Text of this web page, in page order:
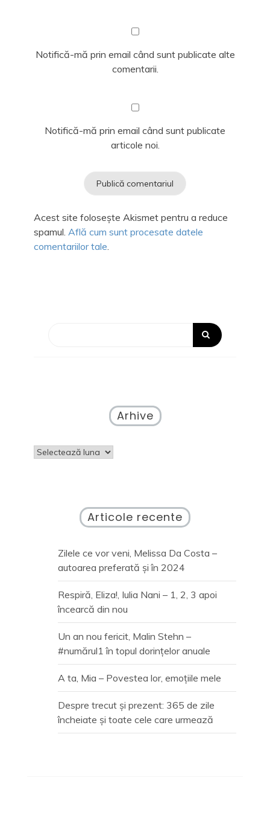
Notifică-mă prin email când sunt publicate alte
comentarii.
Notifică-mă prin email când sunt publicate
articole noi.
Acest site folosește Akismet pentru a reduce
spamul. Află cum sunt procesate datele
comentariilor tale
Arhive
Arhive
Articole recente
Zilele ce vor veni, Melissa Da Costa –
autoarea preferată și în 2024
Respiră, Eliza!, Iulia Nani – 1, 2, 3 apoi
încearcă din nou
Un an nou fericit, Malin Stehn –
#numărul1 în topul dorințelor anuale
A ta, Mia – Povestea lor, emoțiile mele
Despre trecut și prezent: 365 de zile
încheiate și toate cele care urmează